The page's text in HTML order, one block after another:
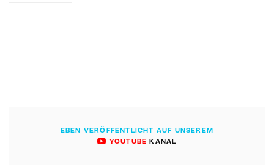
EBEN VERÖFFENTLICHT AUF UNSEREM
YOUTUBE
KANAL